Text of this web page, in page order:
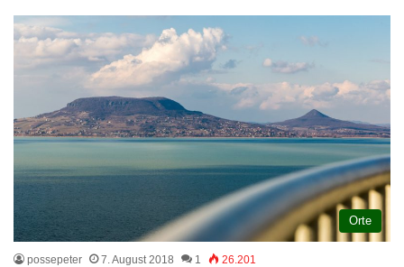
Orte
possepeter 7. August 2018 1 26.201